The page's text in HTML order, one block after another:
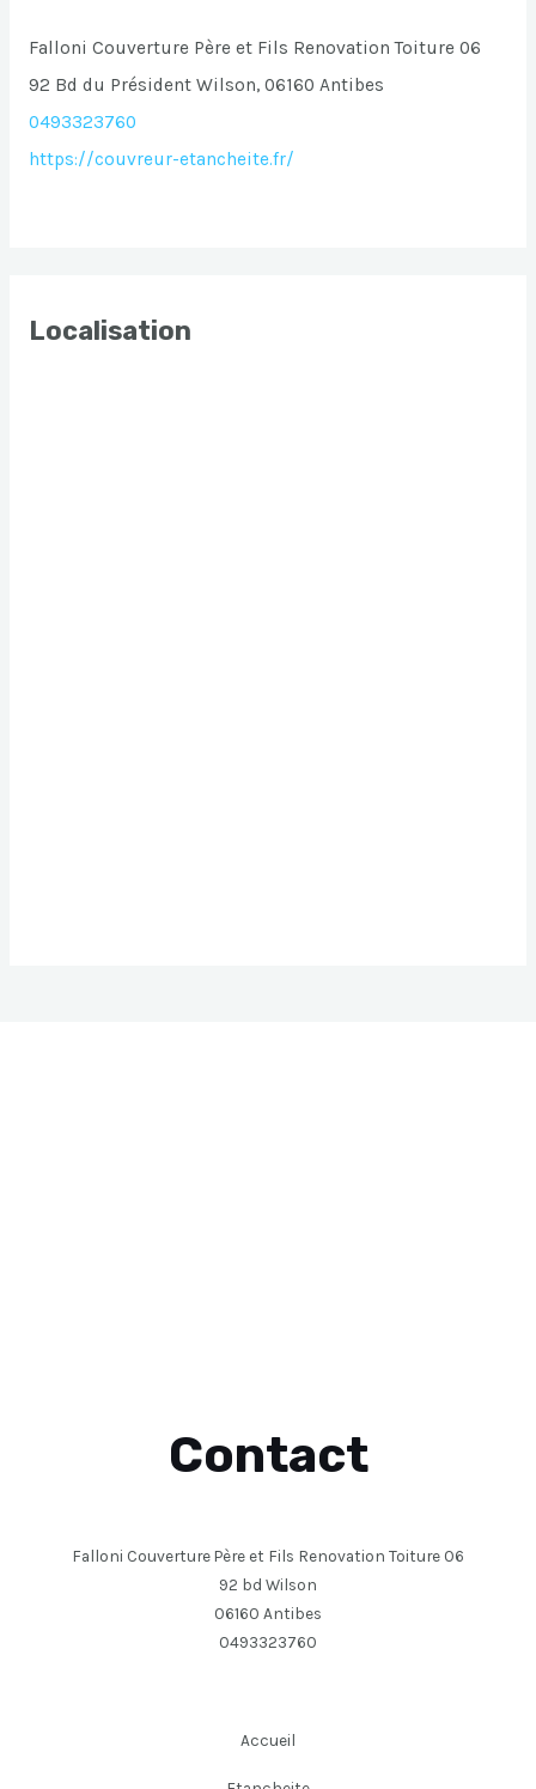
Falloni Couverture Père et Fils Renovation Toiture 06
92 Bd du Président Wilson, 06160 Antibes
0493323760
https://couvreur-etancheite.fr/
Localisation
Contact
Falloni Couverture Père et Fils Renovation Toiture 06
92 bd Wilson
06160 Antibes
0493323760
Accueil